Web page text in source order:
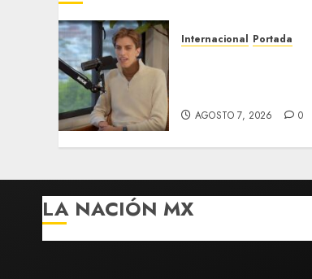
Internacional Portada
AGOSTO 7, 2026 0
LA NACIÓN MX